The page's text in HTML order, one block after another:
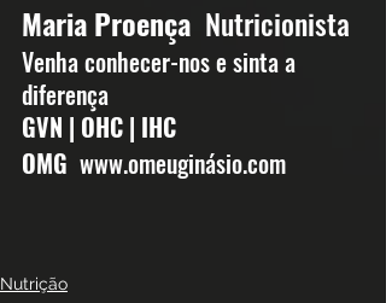
Maria Proença
  Nutricionista
Venha conhecer-nos e sinta a
diferença
GVN | OHC | IHC
OMG
  www.omeuginásio.com
Nutrição